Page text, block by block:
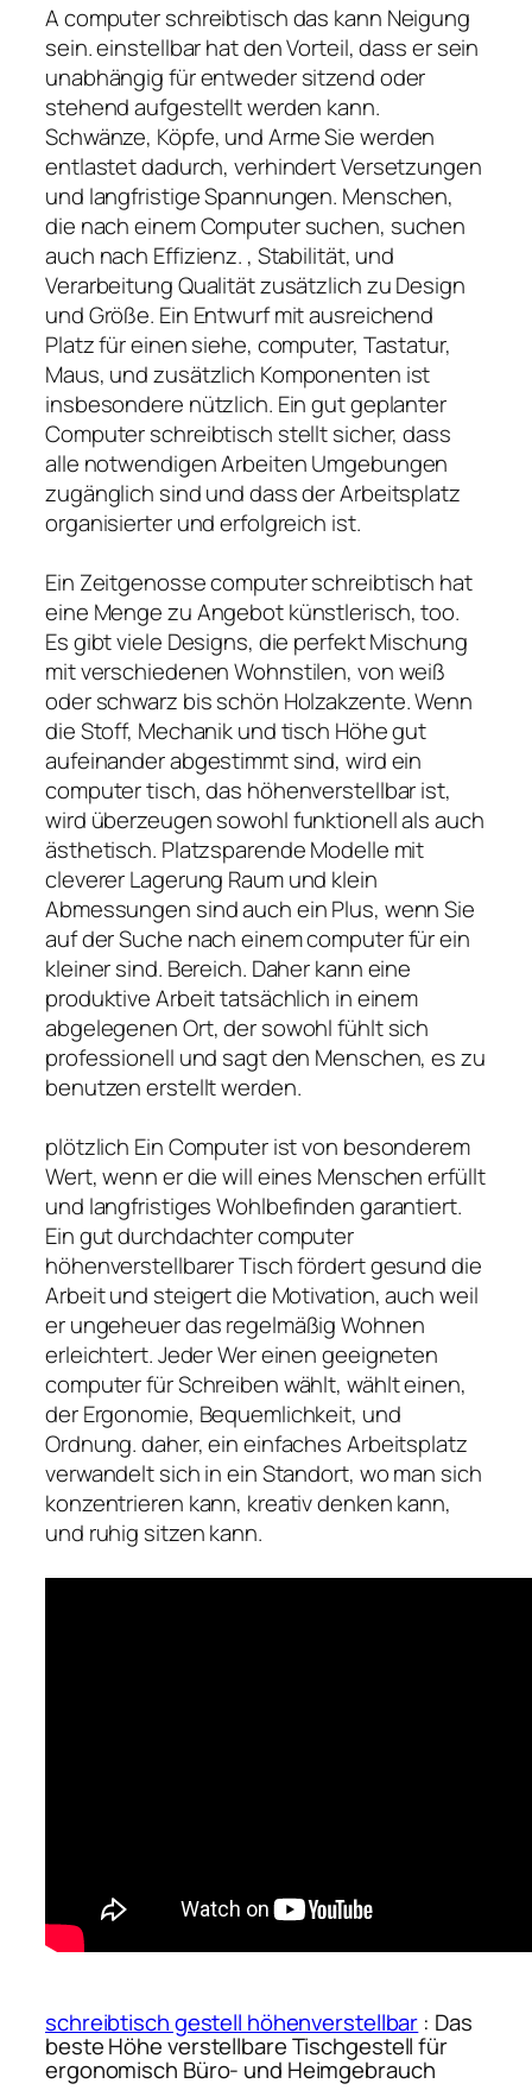
A computer schreibtisch das kann Neigung
sein. einstellbar hat den Vorteil, dass er sein
unabhängig für entweder sitzend oder
stehend aufgestellt werden kann.
Schwänze, Köpfe, und Arme Sie werden
entlastet dadurch, verhindert Versetzungen
und langfristige Spannungen. Menschen,
die nach einem Computer suchen, suchen
auch nach Effizienz. , Stabilität, und
Verarbeitung Qualität zusätzlich zu Design
und Größe. Ein Entwurf mit ausreichend
Platz für einen siehe, computer, Tastatur,
Maus, und zusätzlich Komponenten ist
insbesondere nützlich. Ein gut geplanter
Computer schreibtisch stellt sicher, dass
alle notwendigen Arbeiten Umgebungen
zugänglich sind und dass der Arbeitsplatz
organisierter und erfolgreich ist.
Ein Zeitgenosse computer schreibtisch hat
eine Menge zu Angebot künstlerisch, too.
Es gibt viele Designs, die perfekt Mischung
mit verschiedenen Wohnstilen, von weiß
oder schwarz bis schön Holzakzente. Wenn
die Stoff, Mechanik und tisch Höhe gut
aufeinander abgestimmt sind, wird ein
computer tisch, das höhenverstellbar ist,
wird überzeugen sowohl funktionell als auch
ästhetisch. Platzsparende Modelle mit
cleverer Lagerung Raum und klein
Abmessungen sind auch ein Plus, wenn Sie
auf der Suche nach einem computer für ein
kleiner sind. Bereich. Daher kann eine
produktive Arbeit tatsächlich in einem
abgelegenen Ort, der sowohl fühlt sich
professionell und sagt den Menschen, es zu
benutzen erstellt werden.
plötzlich Ein Computer ist von besonderem
Wert, wenn er die will eines Menschen erfüllt
und langfristiges Wohlbefinden garantiert.
Ein gut durchdachter computer
höhenverstellbarer Tisch fördert gesund die
Arbeit und steigert die Motivation, auch weil
er ungeheuer das regelmäßig Wohnen
erleichtert. Jeder Wer einen geeigneten
computer für Schreiben wählt, wählt einen,
der Ergonomie, Bequemlichkeit, und
Ordnung. daher, ein einfaches Arbeitsplatz
verwandelt sich in ein Standort, wo man sich
konzentrieren kann, kreativ denken kann,
und ruhig sitzen kann.
schreibtisch gestell höhenverstellbar : Das
beste Höhe verstellbare Tischgestell für
ergonomisch Büro- und Heimgebrauch